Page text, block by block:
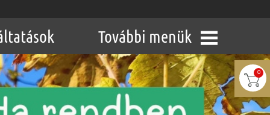
0
További menük